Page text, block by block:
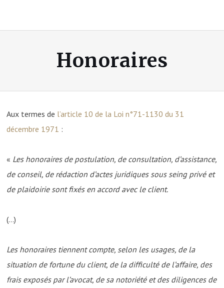
Honoraires
Aux termes de l’article 10 de la Loi n°71-1130 du 31
décembre 1971 :
« Les honoraires de postulation, de consultation, d’assistance,
de conseil, de rédaction d’actes juridiques sous seing privé et
de plaidoirie sont fixés en accord avec le client.
(…)
Les honoraires tiennent compte, selon les usages, de la
situation de fortune du client, de la difficulté de l’affaire, des
frais exposés par l’avocat, de sa notoriété et des diligences de